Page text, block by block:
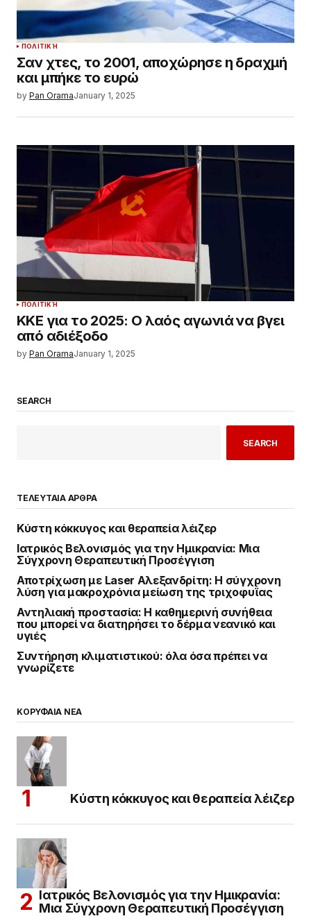
ΠΟΛΙΤΙΚΉ
Σαν χτες, το 2001, αποχώρησε η δραχμή
και μπήκε το ευρώ
by Pan OramaJanuary 1, 2025
ΠΟΛΙΤΙΚΉ
ΚΚΕ για το 2025: Ο λαός αγωνιά να βγει
από αδιέξοδο
by Pan OramaJanuary 1, 2025
SEARCH
SEARCH
ΤΕΛΕΥΤΑΙΑ ΑΡΘΡΑ
Κύστη κόκκυγος και θεραπεία λέιζερ
Ιατρικός Βελονισμός για την Ημικρανία: Μια
Σύγχρονη Θεραπευτική Προσέγγιση
Αποτρίχωση με Laser Αλεξανδρίτη: Η σύγχρονη
λύση για μακροχρόνια μείωση της τριχοφυΐας
Αντηλιακή προστασία: Η καθημερινή συνήθεια
που μπορεί να διατηρήσει το δέρμα νεανικό και
υγιές
Συντήρηση κλιματιστικού: όλα όσα πρέπει να
γνωρίζετε
ΚΟΡΥΦΑΙΑ ΝΕΑ
Κύστη κόκκυγος και θεραπεία λέιζερ
Ιατρικός Βελονισμός για την Ημικρανία:
Μια Σύγχρονη Θεραπευτική Προσέγγιση